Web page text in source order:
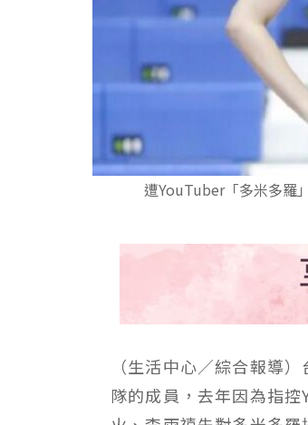
遭YouTuber「多米多羅
（生活中心／綜合報導
隊的成員，去年因為指